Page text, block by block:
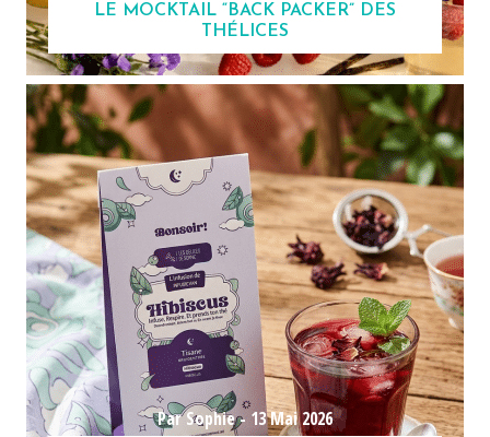
LE MOCKTAIL “BACK PACKER” DES
THÉLICES
Par Sophie -13 Mai 2026